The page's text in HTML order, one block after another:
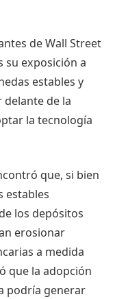
de Wall Street
su exposición a
estables y
de la
la tecnología
que, si bien
estables
los depósitos
erosionar
a medida
que la adopción
podría generar